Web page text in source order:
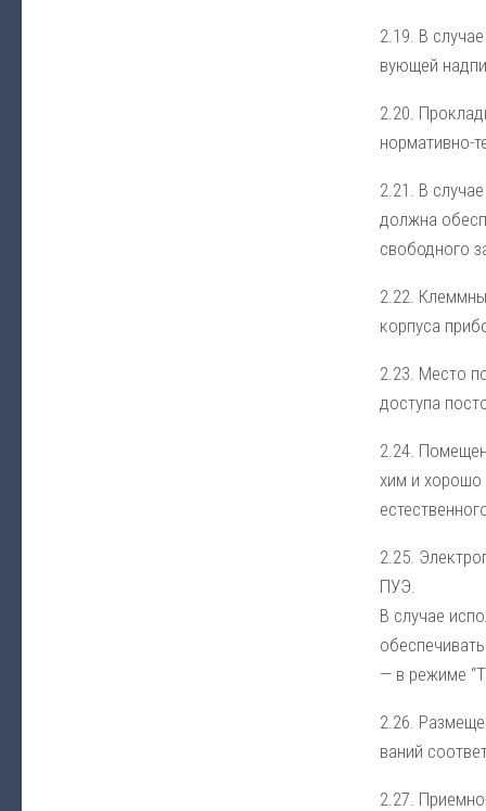
2.19. В
вую­щей
2.20.
нор­ма­тив­но-
2.21. В
долж­на
сво­бод­но­го
2.22.
кор­пу­са
2.23. Ме­сто
дос­ту­па
2.24.
хим и хо­ро­шо
2.25.
ПУЭ.
В слу­чае
— в ре­жи­ме
2.26.
ва­ний
2.27.